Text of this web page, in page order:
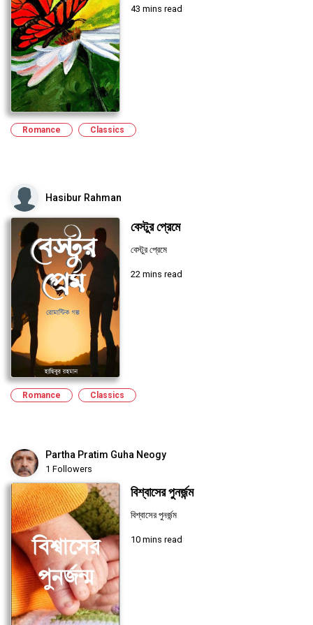
43 mins read
Romance Classics
Hasibur Rahman
বেস্টুর প্রেমে
বেস্টুর প্রেমে
22 mins read
Romance Classics
Partha Pratim Guha Neogy
1 Followers
বিশ্বাসের পুনর্জন্ম
বিশ্বাসের পুনর্জন্ম
10 mins read